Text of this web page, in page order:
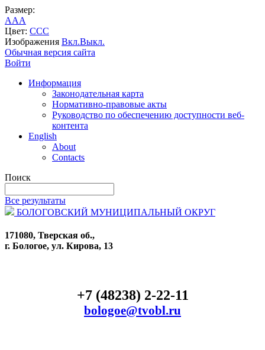
Размер:
AAA
Цвет: CCC
Изображения Вкл.Выкл.
Обычная версия сайта
Войти
Информация
Законодательная карта
Нормативно-правовые акты
Руководство по обеспечению доступности веб-
контента
English
About
Contacts
Поиск
Все результаты
БОЛОГОВСКИЙ МУНИЦИПАЛЬНЫЙ ОКРУГ
171080, Тверская об.,
г. Бологое, ул. Кирова, 13
+7 (48238) 2-22-11
bologoe@tvobl.ru